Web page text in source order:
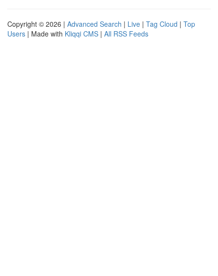
Copyright © 2026 | Advanced Search | Live | Tag Cloud | Top
Users | Made with Kliqqi CMS | All RSS Feeds